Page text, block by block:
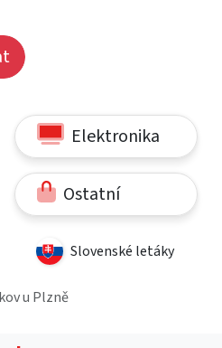
Elektronika
Ostatní
Slovenské letáky
u Plzně